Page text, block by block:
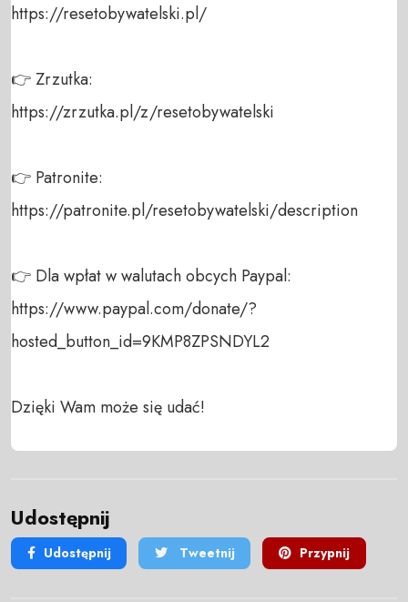
https://resetobywatelski.pl/
👉 Zrzutka:
https://zrzutka.pl/z/resetobywatelski
👉 Patronite:
https://patronite.pl/resetobywatelski/description
👉 Dla wpłat w walutach obcych Paypal:
https://www.paypal.com/donate/?
hosted_button_id=9KMP8ZPSNDYL2
Dzięki Wam może się udać!
Udostępnij
Udostępnij Tweetnij Przypnij